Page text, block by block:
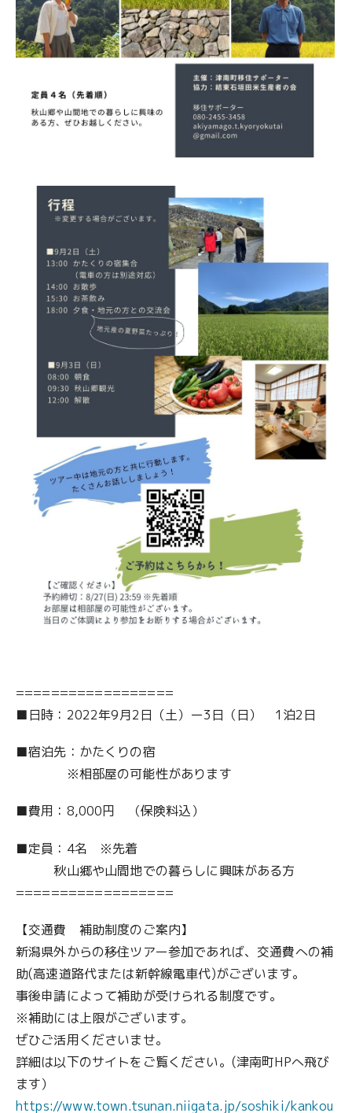
==================
■日時：2022年9月2日（土）ー3日（日） 1泊2日
■宿泊先：かたくりの宿
※相部屋の可能性があります
■費用：8,000円 （保険料込）
■定員：4名 ※先着
秋山郷や山間地での暮らしに興味がある方
==================
【交通費 補助制度のご案内】
新潟県外からの移住ツアー参加であれば、交通費への補
助(高速道路代または新幹線電車代)がございます。
事後申請によって補助が受けられる制度です。
※補助には上限がございます。
ぜひご活用くださいませ。
詳細は以下のサイトをご覧ください。(津南町HPへ飛び
ます）
https://www.town.tsunan.niigata.jp/soshiki/kankou